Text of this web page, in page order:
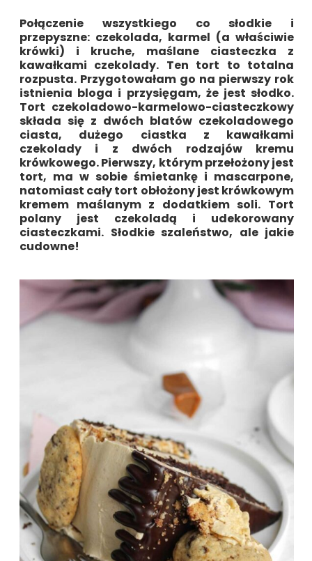
Połączenie wszystkiego co słodkie i
przepyszne: czekolada, karmel (a właściwie
krówki) i kruche, maślane ciasteczka z
kawałkami czekolady. Ten tort to totalna
rozpusta. Przygotowałam go na pierwszy rok
istnienia bloga i przysięgam, że jest słodko.
Tort czekoladowo-karmelowo-ciasteczkowy
składa się z dwóch blatów czekoladowego
ciasta, dużego ciastka z kawałkami
czekolady i z dwóch rodzajów kremu
krówkowego. Pierwszy, którym przełożony jest
tort, ma w sobie śmietankę i mascarpone,
natomiast cały tort obłożony jest krówkowym
kremem maślanym z dodatkiem soli. Tort
polany jest czekoladą i udekorowany
ciasteczkami. Słodkie szaleństwo, ale jakie
cudowne!